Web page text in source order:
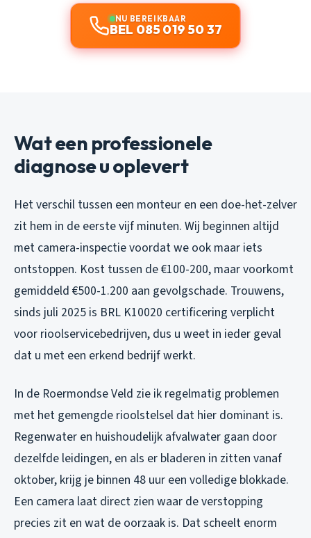
NU BEREIKBAAR
BEL 085 019 50 37
Wat een professionele
diagnose u oplevert
Het verschil tussen een monteur en een doe-het-zelver
zit hem in de eerste vijf minuten. Wij beginnen altijd
met camera-inspectie voordat we ook maar iets
ontstoppen. Kost tussen de €100-200, maar voorkomt
gemiddeld €500-1.200 aan gevolgschade. Trouwens,
sinds juli 2025 is BRL K10020 certificering verplicht
voor rioolservicebedrijven, dus u weet in ieder geval
dat u met een erkend bedrijf werkt.
In de Roermondse Veld zie ik regelmatig problemen
met het gemengde rioolstelsel dat hier dominant is.
Regenwater en huishoudelijk afvalwater gaan door
dezelfde leidingen, en als er bladeren in zitten vanaf
oktober, krijg je binnen 48 uur een volledige blokkade.
Een camera laat direct zien waar de verstopping
precies zit en wat de oorzaak is. Dat scheelt enorm